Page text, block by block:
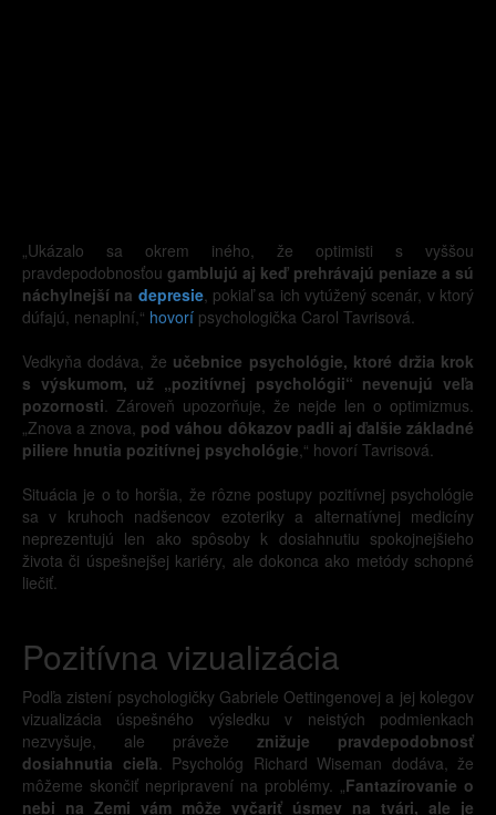
„Ukázalo sa okrem iného, že optimisti s vyššou
pravdepodobnosťougamblujú aj keď prehrávajú peniaze a sú
náchylnejší na depresie, pokiaľ sa ich vytúžený scenár, v ktorý
dúfajú, nenaplní,“ hovorí psychologička Carol Tavrisová.
Vedkyňa dodáva, že učebnice psychológie, ktoré držia krok
s výskumom, už „pozitívnej psychológii“ nevenujú veľa
pozornosti. Zároveň upozorňuje, že nejde len o optimizmus.
„Znova a znova, pod váhou dôkazov padli aj ďalšie základné
piliere hnutia pozitívnej psychológie,“ hovorí Tavrisová.
Situácia je o to horšia, že rôzne postupy pozitívnej psychológie
sa v kruhoch nadšencov ezoteriky a alternatívnej medicíny
neprezentujú len ako spôsoby k dosiahnutiu spokojnejšieho
života či úspešnejšej kariéry, ale dokonca ako metódy schopné
liečiť.
Pozitívna vizualizácia
Podľa zistení psychologičky Gabriele Oettingenovej a jej kolegov
vizualizácia úspešného výsledku v neistých podmienkach
nezvyšuje, ale práveže znižuje pravdepodobnosť
dosiahnutia cieľa. Psychológ Richard Wiseman dodáva, že
môžeme skončiť nepripravení na problémy. „Fantazírovanie o
nebi na Zemi vám môže vyčariť úsmev na tvári, ale je